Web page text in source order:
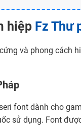
hiệp Fz Thư
và phong cách
font dành cho
sử dụng. Font